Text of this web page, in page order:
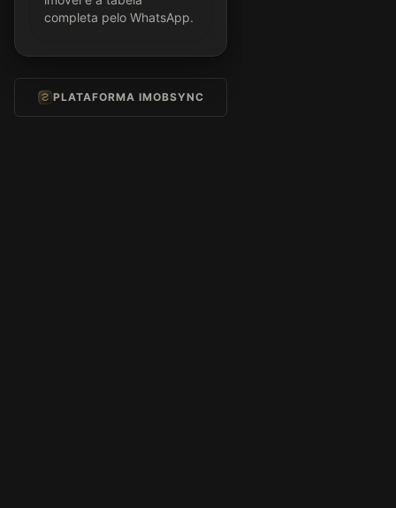
completa pelo WhatsApp.
PLATAFORMA IMOBSYNC